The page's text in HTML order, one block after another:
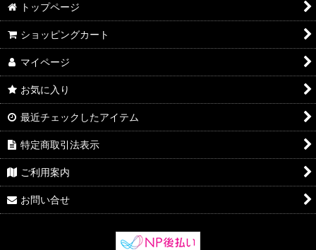
トップページ
ショッピングカート
マイページ
お気に入り
最近チェックしたアイテム
特定商取引法表示
ご利用案内
お問い合せ